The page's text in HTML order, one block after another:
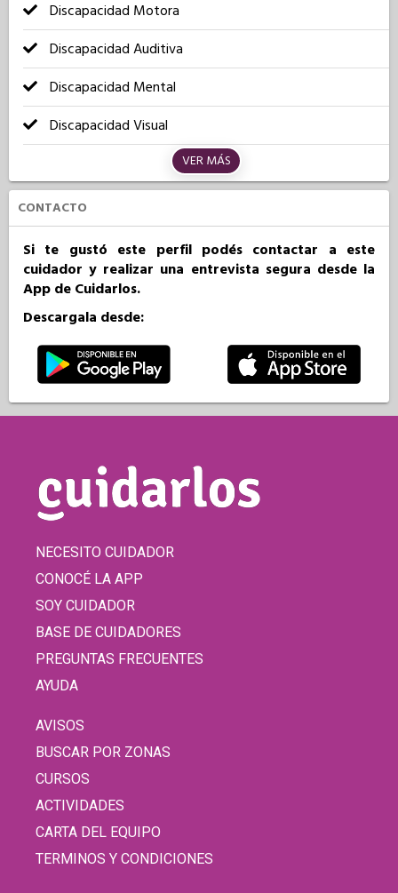
Discapacidad Motora
Discapacidad Auditiva
Discapacidad Mental
Discapacidad Visual
VER MÁS
CONTACTO
Si te gustó este perfil podés contactar a este
cuidador y realizar una entrevista segura desde la
App de Cuidarlos.
Descargala desde:
NECESITO CUIDADOR
CONOCÉ LA APP
SOY CUIDADOR
BASE DE CUIDADORES
PREGUNTAS FRECUENTES
AYUDA
AVISOS
BUSCAR POR ZONAS
CURSOS
ACTIVIDADES
CARTA DEL EQUIPO
TERMINOS Y CONDICIONES